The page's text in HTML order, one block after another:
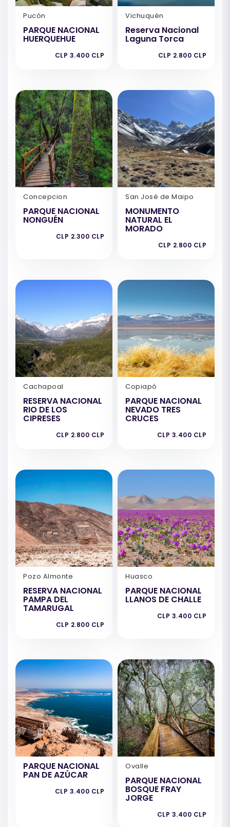
Pucón
PARQUE NACIONAL
HUERQUEHUE
CLP 3.400 CLP
Vichuquén
Reserva Nacional
Laguna Torca
CLP 2.800 CLP
Concepcion
PARQUE NACIONAL
NONGUÉN
CLP 2.300 CLP
San José de Maipo
MONUMENTO
NATURAL EL
MORADO
CLP 2.800 CLP
Cachapoal
RESERVA NACIONAL
RIO DE LOS
CIPRESES
CLP 2.800 CLP
Copiapó
PARQUE NACIONAL
NEVADO TRES
CRUCES
CLP 3.400 CLP
Pozo Almonte
RESERVA NACIONAL
PAMPA DEL
TAMARUGAL
CLP 2.800 CLP
Huasco
PARQUE NACIONAL
LLANOS DE CHALLE
CLP 3.400 CLP
PARQUE NACIONAL
PAN DE AZÚCAR
CLP 3.400 CLP
Ovalle
PARQUE NACIONAL
BOSQUE FRAY
JORGE
CLP 3.400 CLP